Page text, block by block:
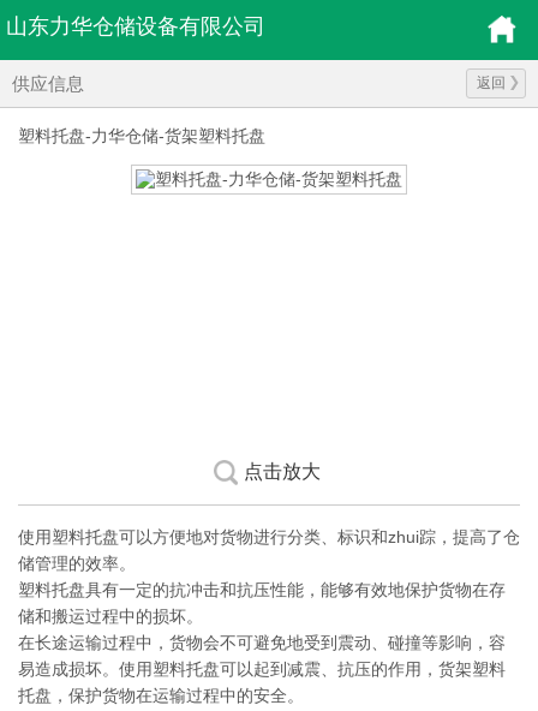
山东力华仓储设备有限公司
供应信息 返回
塑料托盘-力华仓储-货架塑料托盘
点击放大
使用塑料托盘可以方便地对货物进行分类、标识和zhui踪，提高了仓
储管理的效率。
塑料托盘具有一定的抗冲击和抗压性能，能够有效地保护货物在存
储和搬运过程中的损坏。
在长途运输过程中，货物会不可避免地受到震动、碰撞等影响，容
易造成损坏。使用塑料托盘可以起到减震、抗压的作用，货架塑料
托盘，保护货物在运输过程中的安全。